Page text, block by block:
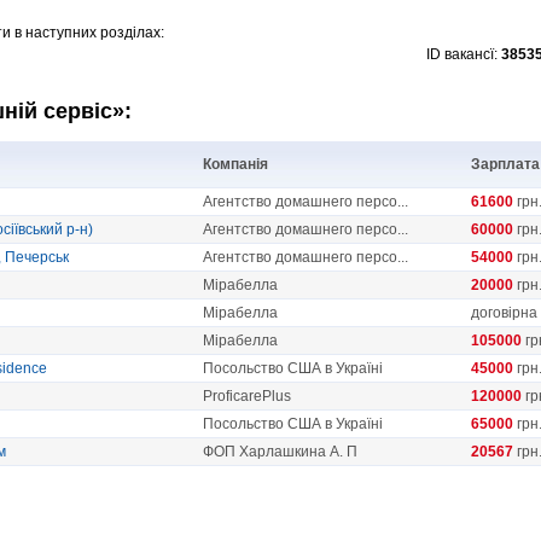
в наступних розділах:
ID вакансї:
сервіс»:
Компанія Зарплата
Агентство домашнего персо... 61600 грн.
р-н)
Агентство домашнего персо... 60000 грн.
Печерськ
Агентство домашнего персо... 54000 грн.
Мірабелла
20000 грн.
Мірабелла
договірна
Мірабелла
105000
Посольство США в Україні 45000 грн.
ProficarePlus
120000
Посольство США в Україні
65000 грн.
ФОП Харлашкина А. П 20567 грн.